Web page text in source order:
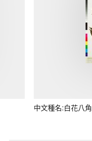
中文種名:白花八角